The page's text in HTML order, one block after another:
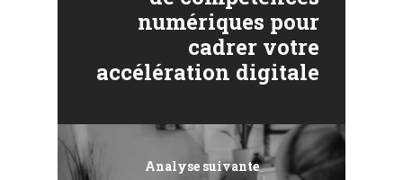
numériques pour
cadrer votre
accélération digitale
Analyse suivante